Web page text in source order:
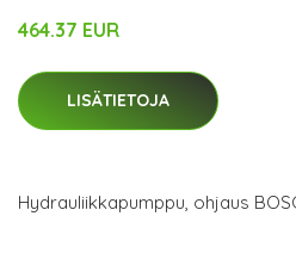
464.37 EUR
LISÄTIETOJA
Hydrauliikkapumppu, ohjaus